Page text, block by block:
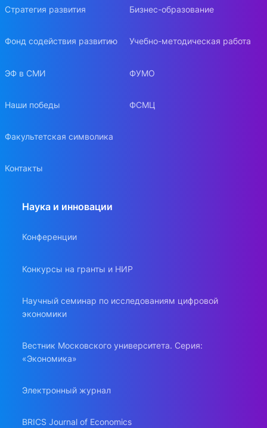
Стратегия развития
Фонд содействия развитию
ЭФ в СМИ
Наши победы
Факультетская символика
Контакты
Бизнес-образование
Учебно-методическая работа
ФУМО
ФСМЦ
Наука и инновации
Конференции
Конкурсы на гранты и НИР
Научный семинар по исследованиям цифровой
экономики
Вестник Московского университета. Серия:
«Экономика»
Электронный журнал
BRICS Journal of Economics